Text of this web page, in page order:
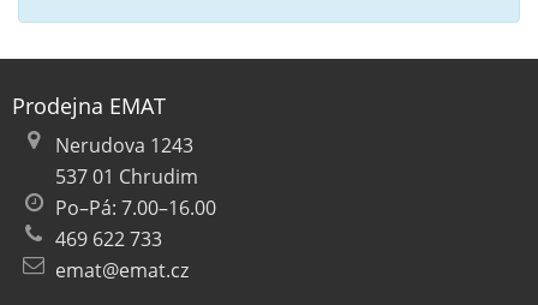
Prodejna EMAT
Nerudova 1243
537 01 Chrudim
Po–Pá: 7.00–16.00
469 622 733
emat@emat.cz